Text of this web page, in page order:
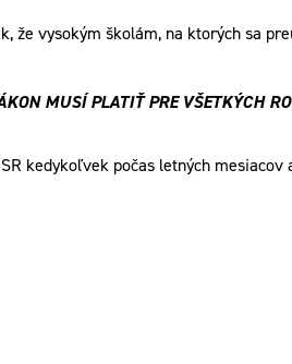
vysokým školám, na ktorých sa
MUSÍ PLATIŤ PRE VŠETKÝCH
kedykoľvek počas letných